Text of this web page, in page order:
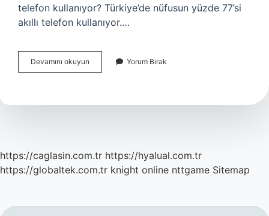
telefon kullanıyor? Türkiye’de nüfusun yüzde 77’si
akıllı telefon kullanıyor.…
Devamını okuyun Ülkemizde
Akıllı
Yoğun
Yorum Bırak
https://caglasin.com.tr https://hyalual.com.tr
https://globaltek.com.tr knight online nttgame Sitemap